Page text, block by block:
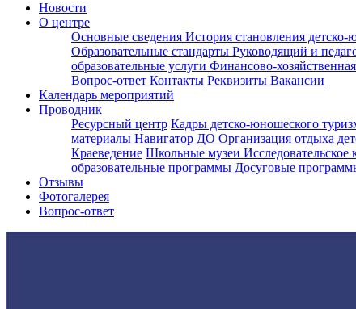
Новости
О центре
Основные сведения История становления
Образовательные стандарты Руководящий и
образовательные услуги Финансово-
Вопрос-ответ Контакты Реквизиты Вакансии
Календарь мероприятий
Проводник
Ресурсный центр Кадры детско-юношеского
материалы Навигатор ДО Организация отдыха
Краеведение Школьные музеи Исследовательское
образовательные программы Досуговые
Отзывы
Фотогалерея
Вопрос-ответ